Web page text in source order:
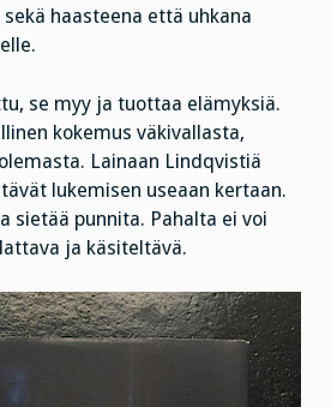
haasteena että uhkana
se myy ja tuottaa elämyksiä.
kokemus väkivallasta,
Lainaan Lindqvistiä
lukemisen useaan kertaan.
sietää punnita. Pahalta ei voi
ja käsiteltävä.